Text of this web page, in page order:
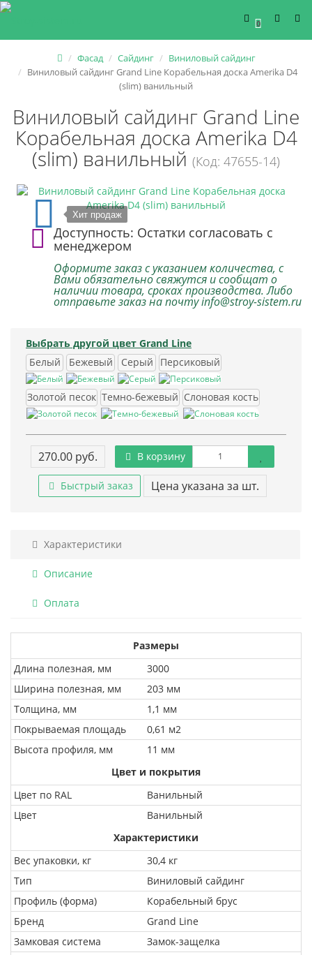
0
Фасад Сайдинг
Виниловый сайдинг
Виниловый сайдинг Grand Line Корабельная доска Amerika D4
(slim) ванильный
Виниловый сайдинг Grand Line
Корабельная доска Amerika D4
(slim) ванильный (Код: 47655-14)
Хит продаж
Доступность: Остатки согласовать с
менеджером
Оформите заказ с указанием количества, с
Вами обязательно свяжутся и сообщат о
наличии товара, сроках производства. Либо
отправьте заказ на почту info@stroy-sistem.ru
Выбрать другой цвет Grand Line
Белый
Бежевый Серый Персиковый
Золотой песок Темно-бежевый Слоновая кость
270.00 руб. В корзину
Быстрый заказ Цена указана за шт.
Характеристики
Описание
Оплата
Размеры
Длина полезная, мм
3000
Ширина полезная, мм
203 мм
Толщина, мм
1,1 мм
Покрываемая площадь
0,61 м2
Высота профиля, мм
11 мм
Цвет и покрытия
Цвет по RAL
Ванильный
Цвет
Ванильный
Характеристики
Вес упаковки, кг
30,4 кг
Тип
Виниловый сайдинг
Профиль (форма)
Корабельный брус
Бренд
Grand Line
Замковая система
Замок-защелка